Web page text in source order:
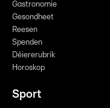
Gastronomie
Gesondheet
Reesen
Spenden
Déiererubrik
Horoskop
Sport